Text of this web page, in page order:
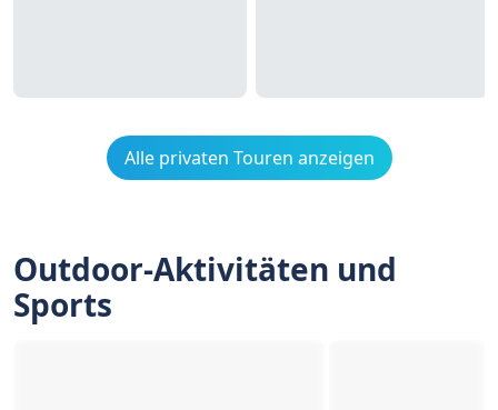
Alle privaten Touren anzeigen
Outdoor-Aktivitäten und
Sports